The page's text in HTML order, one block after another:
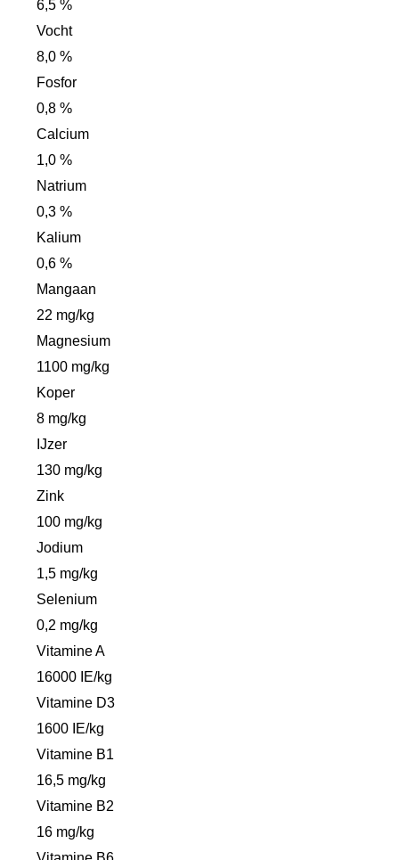
6,5 %
Vocht
8,0 %
Fosfor
0,8 %
Calcium
1,0 %
Natrium
0,3 %
Kalium
0,6 %
Mangaan
22 mg/kg
Magnesium
1100 mg/kg
Koper
8 mg/kg
IJzer
130 mg/kg
Zink
100 mg/kg
Jodium
1,5 mg/kg
Selenium
0,2 mg/kg
Vitamine A
16000 IE/kg
Vitamine D3
1600 IE/kg
Vitamine B1
16,5 mg/kg
Vitamine B2
16 mg/kg